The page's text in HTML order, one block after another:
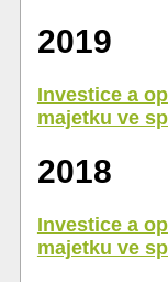
2019
Investice a
majetku ve
2018
Investice a
majetku ve